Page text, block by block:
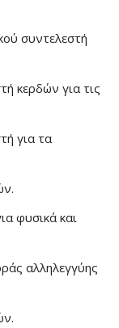
συντελεστή
κερδών για τις
για τα
φυσικά και
αλληλεγγύης